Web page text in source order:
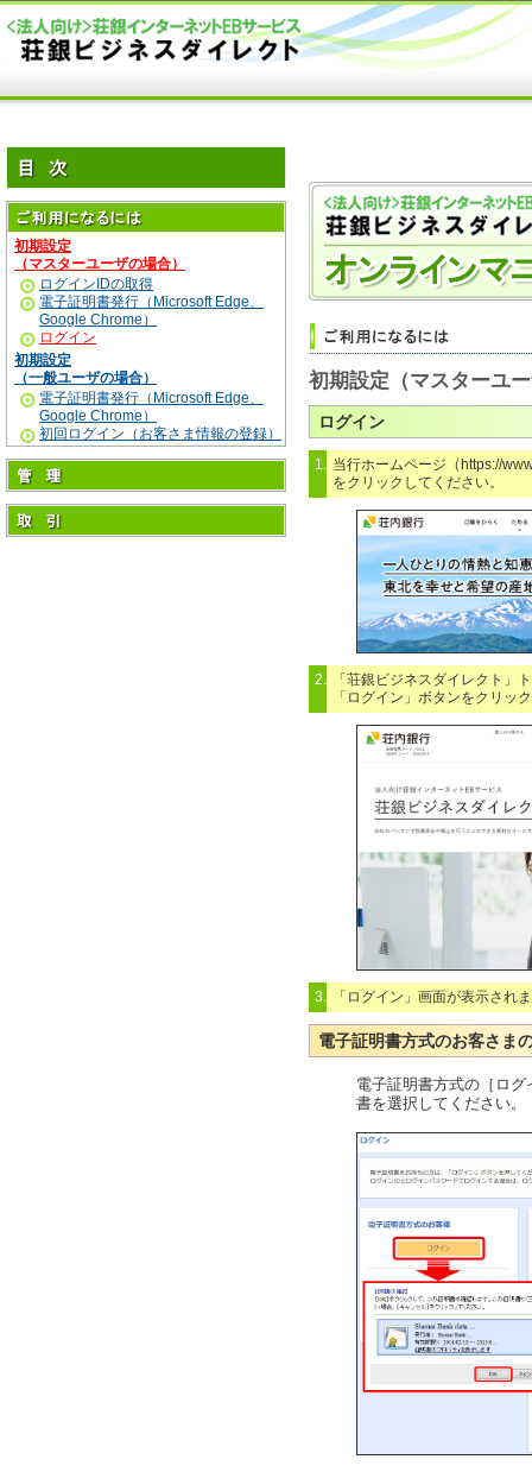
初期設定
（マスターユーザの場合）
ログインIDの取得
電子証明書発行（Microsoft Edge、
Google Chrome）
ログイン
初期設定
（一般ユーザの場合）
電子証明書発行（Microsoft Edge、
Google Chrome）
初回ログイン（お客さま情報の登録）
初期設定（マスターユ
ログイン
1. 当行ホームページ（https://
をクリックしてください。
2.
「荘銀ビジネスダイレクト」
「ログイン」ボタンをクリッ
3. 「ログイン」画面が表示され
電子証明書方式のお客さま
電子証明書方式の［ロ
書を選択してください。